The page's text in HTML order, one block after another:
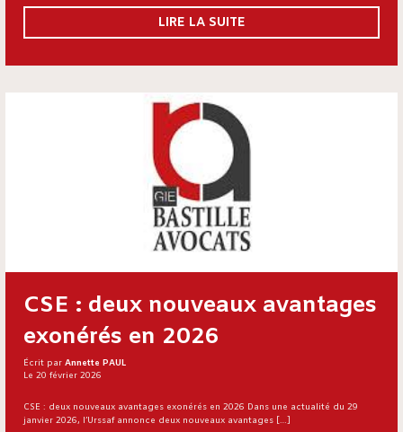
LIRE LA SUITE
CSE : deux nouveaux avantages
exonérés en 2026
Écrit par Annette PAUL
Le 20 février 2026
CSE : deux nouveaux avantages exonérés en 2026 Dans une actualité du 29
janvier 2026, l’Urssaf annonce deux nouveaux avantages […]